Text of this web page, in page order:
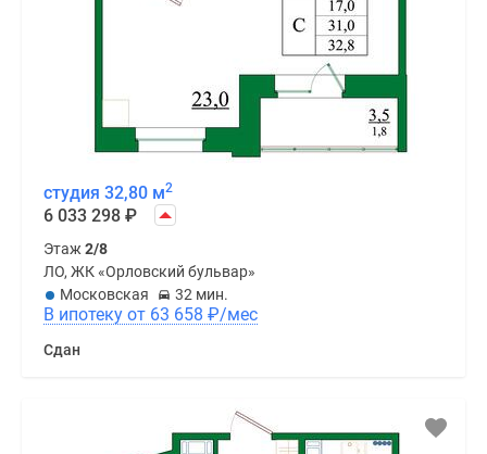
студия 32,80 м2
6 033 298 ₽
Этаж 2/8
ЛО, ЖК «Орловский бульвар»
Московская
32 мин.
В ипотеку от 63 658 ₽/мес
Сдан